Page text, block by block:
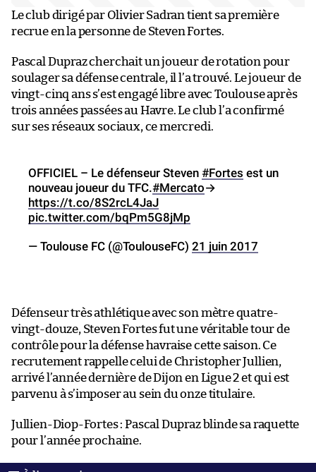
Le club dirigé par Olivier Sadran tient sa première
recrue en la personne de Steven Fortes.
Pascal Dupraz cherchait un joueur de rotation pour
soulager sa défense centrale, il l’a trouvé. Le joueur de
vingt-cinq ans s’est engagé libre avec Toulouse après
trois années passées au Havre. Le club l’a confirmé
sur ses réseaux sociaux, ce mercredi.
OFFICIEL – Le défenseur Steven #Fortes est un
nouveau joueur du TFC.#Mercato→
https://t.co/8S2rcL4JaJ
pic.twitter.com/bqPm5G8jMp
— Toulouse FC (@ToulouseFC) 21 juin 2017
Défenseur très athlétique avec son mètre quatre-
vingt-douze, Steven Fortes fut une véritable tour de
contrôle pour la défense havraise cette saison. Ce
recrutement rappelle celui de Christopher Jullien,
arrivé l’année dernière de Dijon en Ligue 2 et qui est
parvenu à s’imposer au sein du onze titulaire.
Jullien-Diop-Fortes : Pascal Dupraz blinde sa raquette
pour l’année prochaine.